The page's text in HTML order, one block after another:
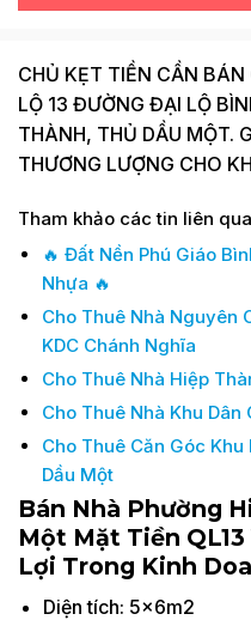
CHỦ KẸT TIỀN CẦN
LỘ 13 ĐƯỜNG ĐẠI LỘ
THÀNH, THỦ DẦU MỘT.
THƯƠNG LƯỢNG CHO
Tham khảo các tin liên
🔥 Đất Nền Phú Giáo
Nhựa 🔥
Cho Thuê Nhà Nguyên
KDC Chánh Nghĩa
Cho Thuê Nhà Hiệp
Cho Thuê Nhà Khu
Cho Thuê Căn Góc
Dầu Một
Bán Nhà Phường
Một Mặt Tiền
Lợi Trong Kinh
Diện tích: 5x6m2